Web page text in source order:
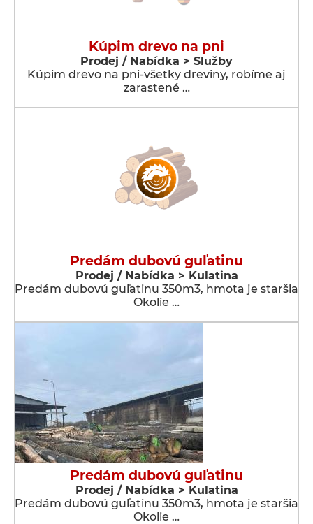
Kúpim drevo na pni
Prodej / Nabídka > Služby
Kúpim drevo na pni-všetky dreviny, robíme aj
zarastené …
Predám dubovú guľatinu
Prodej / Nabídka > Kulatina
Predám dubovú guľatinu 350m3, hmota je staršia
Okolie …
Predám dubovú guľatinu
Prodej / Nabídka > Kulatina
Predám dubovú guľatinu 350m3, hmota je staršia
Okolie …